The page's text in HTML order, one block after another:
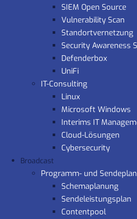
SIEM Open Source
Vulnerability Scan
Standortvernetzung
Security Awareness
Defenderbox
UniFi
IT-Consulting
Linux
Microsoft Windows
Interims IT
Cloud-Lösungen
Cybersecurity
Broadcast
Programm- und
Schemaplanung
Sendeleistungsplan
Contentpool